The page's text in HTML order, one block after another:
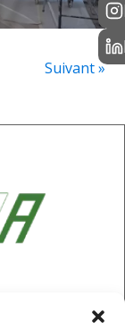
Suivant »